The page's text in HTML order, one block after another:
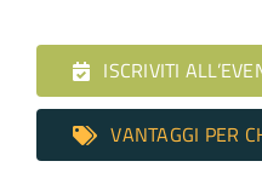
ISCRIVITI
VANTAGGI PER